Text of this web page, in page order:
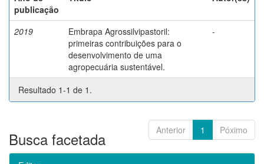
publicação
2019
Embrapa Agrossilvipastoril:
primeiras contribuições para o
desenvolvimento de uma
agropecuária sustentável.
-
Resultado 1-1 de 1.
Anterior 1 Póximo
Busca facetada